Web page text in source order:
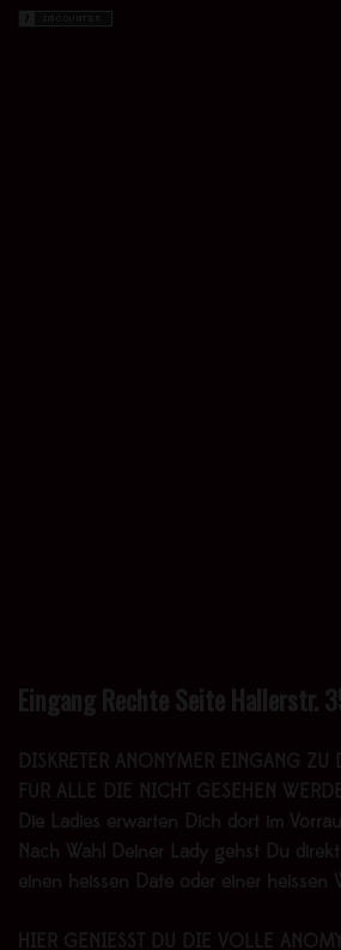
Eingang Rechte Seite Hallerstr.
DISKRETER ANONYMER EINGANG ZU
FÜR ALLE DIE NICHT GESEHEN
Die Ladies erwarten Dich dort im
Nach Wahl Deiner Lady gehst Du
einen heissen Date oder einer heissen
HIER GENIESST DU DIE VOLLE